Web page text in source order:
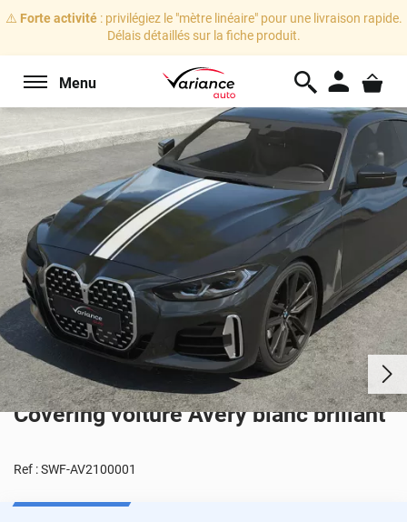
⚠️ Forte activité: privilégiez le "mètre linéaire" pour une livraison rapide.
Délais détaillés sur la fiche produit.
Menu
Covering voiture Avery blanc brillant
Ref :SWF-AV2100001